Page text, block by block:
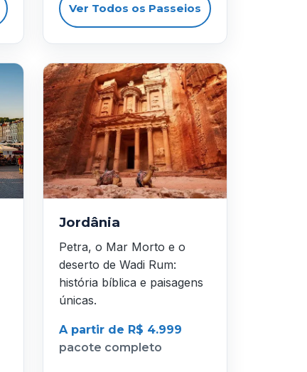
Ver Todos os Passeios
Jordânia
Petra, o Mar Morto e o
deserto de Wadi Rum:
história bíblica e paisagens
únicas.
A partir de R$ 4.999
pacote completo